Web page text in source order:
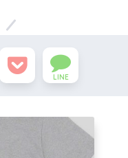
LINE